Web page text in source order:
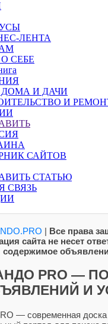
ЛЕНТА
СЕБЕ
ДОМА И ДАЧИ
И
САЙТОВ
СТАТЬЮ
СВЯЗЬ
| Все права
сайта не несет
содержимое
PRO —
И
— современная